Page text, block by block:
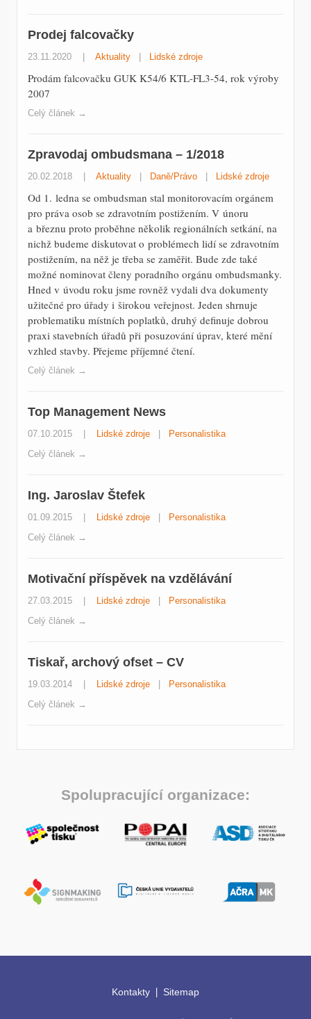
Prodej falcovačky
23.11.2020 Aktuality Lidské zdroje
Prodám falcovačku GUK K54/6 KTL-FL3-54, rok výroby
2007
Celý článek →
Zpravodaj ombudsmana – 1/2018
20.02.2018 Aktuality Daně/Právo Lidské zdroje
Od 1. ledna se ombudsman stal monitorovacím orgánem
pro práva osob se zdravotním postižením. V únoru
a březnu proto proběhne několik regionálních setkání, na
nichž budeme diskutovat o problémech lidí se zdravotním
postižením, na něž je třeba se zaměřit. Bude zde také
možné nominovat členy poradního orgánu ombudsmanky.
Hned v úvodu roku jsme rovněž vydali dva dokumenty
užitečné pro úřady i širokou veřejnost. Jeden shrnuje
problematiku místních poplatků, druhý definuje dobrou
praxi stavebních úřadů při posuzování úprav, které mění
vzhled stavby. Přejeme příjemné čtení.
Celý článek →
Top Management News
07.10.2015 Lidské zdroje
Personalistika
Celý článek →
Ing. Jaroslav Štefek
01.09.2015 Lidské zdroje
Personalistika
Celý článek →
Motivační příspěvek na vzdělávání
27.03.2015 Lidské zdroje
Personalistika
Celý článek →
Tiskař, archový ofset – CV
19.03.2014 Lidské zdroje
Personalistika
Celý článek →
Spolupracující organizace:
Kontakty | Sitemap